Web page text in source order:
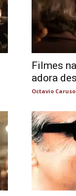
Filmes
adora
Octavio Caruso